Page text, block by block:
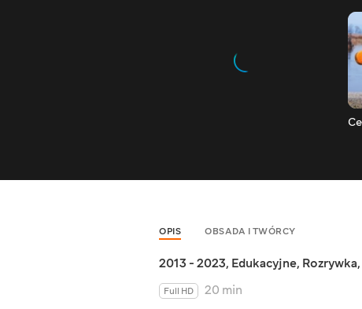
OPIS OBSADA I TWÓRCY
2013 - 2023, Edukacyjne, Rozrywka,
Full HD
20 min